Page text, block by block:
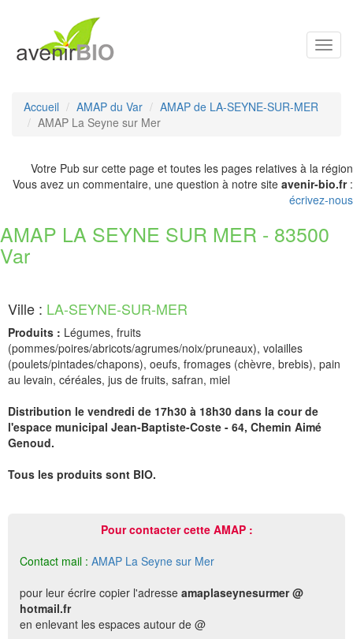
Accueil AMAP du Var
AMAP de LA-SEYNE-SUR-MER
AMAP La Seyne sur Mer
Votre Pub sur cette page et toutes les pages relatives à la région
Vous avez un commentaire, une question à notre site avenir-bio.fr:
écrivez-nous
AMAP LA SEYNE SUR MER - 83500
Var
Ville : LA-SEYNE-SUR-MER
Produits : Légumes, fruits
(pommes/poires/abricots/agrumes/noix/pruneaux), volailles
(poulets/pintades/chapons), oeufs, fromages (chèvre, brebis), pain
au levain, céréales, jus de fruits, safran, miel
Distribution le vendredi de 17h30 à 18h30 dans la cour de
l'espace municipal Jean-Baptiste-Coste - 64, Chemin Aimé
Genoud.
Tous les produits sont BIO.
Pour contacter cette AMAP :
Contact mail : AMAP La Seyne sur Mer
pour leur écrire copier l'adresse amaplaseynesurmer @
hotmail.fr
en enlevant les espaces autour de @